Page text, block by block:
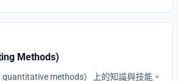
Methods)
methods）上的知識與技能。